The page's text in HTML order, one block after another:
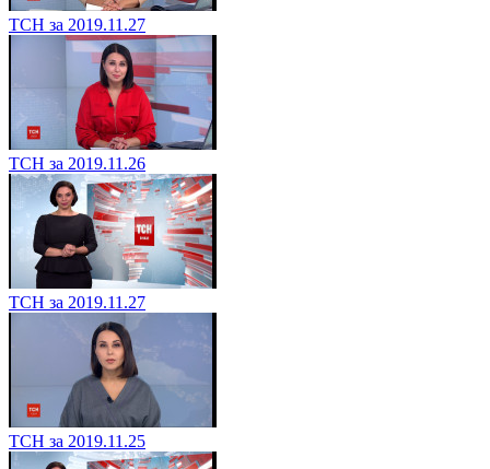
ТСН за 2019.11.27
ТСН за 2019.11.26
ТСН за 2019.11.27
ТСН за 2019.11.25